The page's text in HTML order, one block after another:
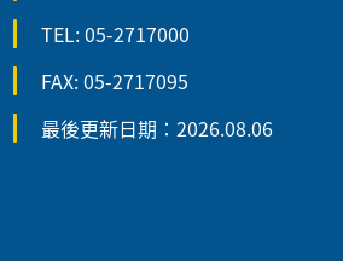
TEL: 05-2717000
FAX: 05-2717095
最後更新日期：2026.08.06